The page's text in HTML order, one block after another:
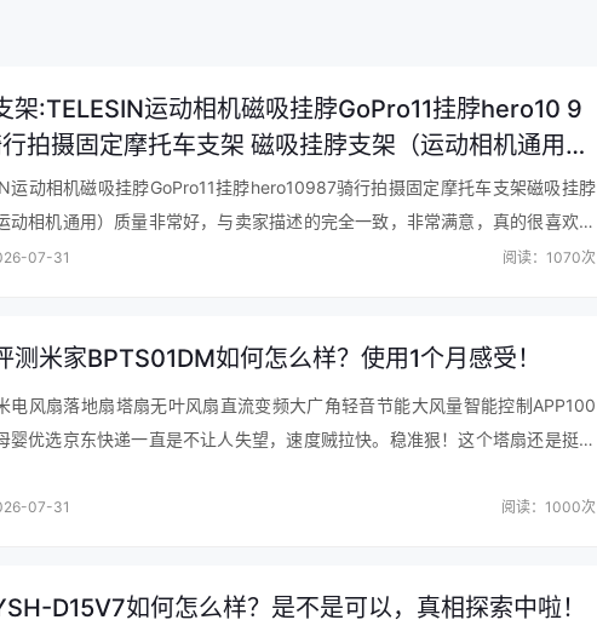
架:TELESIN运动相机磁吸挂脖GoPro11挂脖hero10 9
拍摄固定摩托车支架 磁吸挂脖支架（运动相机通用）
荐
运动相机磁吸挂脖GoPro11挂脖hero10987骑行拍摄固定摩托车支架磁吸挂脖
动相机通用）质量非常好，与卖家描述的完全一致，非常满意，真的很喜欢，
期望值，发货速度非常快，包装非常仔细、严实，物流服务态度很好…
07-31 阅读：1070次
测米家BPTS01DM如何怎么样？使用1个月感受！
电风扇落地扇塔扇无叶风扇直流变频大广角轻音节能大风量智能控制APP100
婴优选京东快递一直是不让人失望，速度贼拉快。稳准狠！这个塔扇还是挺友
… 07-31 阅读：1000次
D15V7如何怎么样？是不是可以，真相探索中啦！